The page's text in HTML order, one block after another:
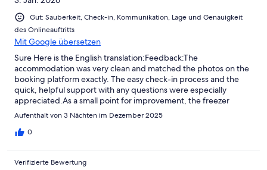
Gut: Sauberkeit, Check-in, Kommunikation, Lage und Genauigkeit
des Onlineauftritts
Mit Google übersetzen
Sure Here is the English translation:Feedback:The
accommodation was very clean and matched the photos on the
booking platform exactly. The easy check-in process and the
quick, helpful support with any questions were especially
appreciated.As a small point for improvement, the freezer
should be defrosted and the dishwasher needs descaling.
Aufenthalt von 3 Nächten im Dezember 2025
0
Verifizierte Bewertung